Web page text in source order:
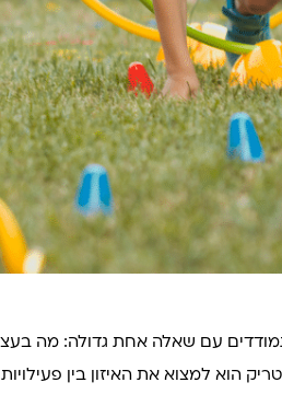
עם שאלה אחת גדולה: מה
הוא למצוא את האיזון בין